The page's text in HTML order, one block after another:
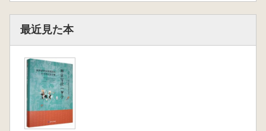
最近見た本